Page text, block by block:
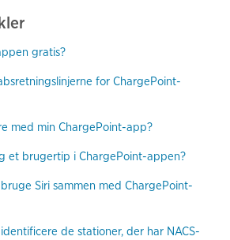
gratis?
for ChargePoint-
med min ChargePoint-app?
et brugertip i ChargePoint-appen?
Siri sammen med ChargePoint-
de stationer, der har NACS-